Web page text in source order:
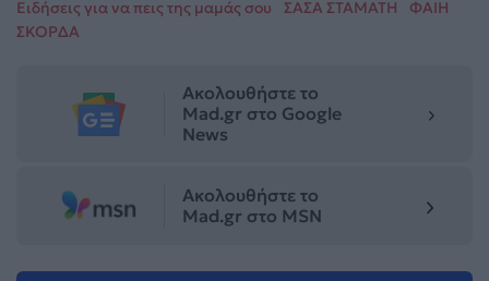
Ειδήσεις για να πεις της μαμάς σου ΣΑΣΑ ΣΤΑΜΑΤΗ
ΦΑΙΗ
ΣΚΟΡΔΑ
Ακολουθήστε το
Mad.gr στο Google
News
Ακολουθήστε το
Mad.gr στο MSN